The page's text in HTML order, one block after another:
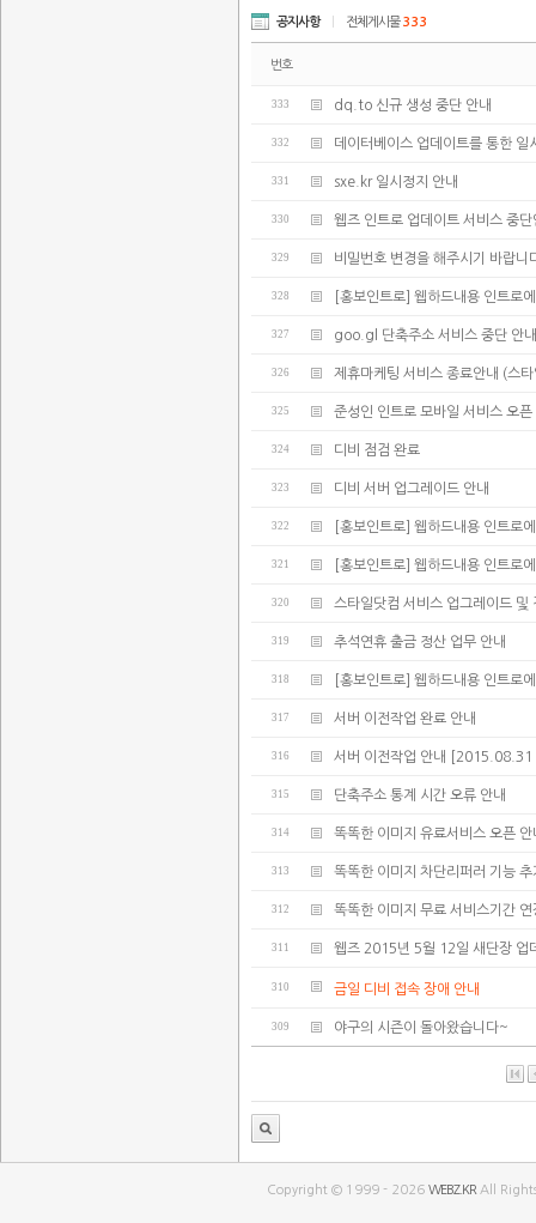
공지사항 전체게시물333
번호
333 dq.to 신규 생성 중단 안내
332 데이터베이스 업데이트를 통한 일
331 sxe.kr 일시정지 안내
330 웹즈 인트로 업데이트 서비스 중단
329 비밀번호 변경을 해주시기 바랍니
328 [홍보인트로] 웹하드내용 인트로
327 goo.gl 단축주소 서비스 중단 안내
326 제휴마케팅 서비스 종료안내 (스
325 준성인 인트로 모바일 서비스 오픈
324 디비 점검 완료
323 디비 서버 업그레이드 안내
322 [홍보인트로] 웹하드내용 인트로
321 [홍보인트로] 웹하드내용 인트로
320 스타일닷컴 서비스 업그레이드 및
319 추석연휴 출금 정산 업무 안내
318 [홍보인트로] 웹하드내용 인트로
317 서버 이전작업 완료 안내
316 서버 이전작업 안내
315 단축주소 통계 시간 오류 안내
314 똑똑한 이미지 유료서비스 오픈 안
313 똑똑한 이미지 차단리퍼러 기능 추
312 똑똑한 이미지 무료 서비스기간 연
311 웹즈 2015년 5월 12일 새단장 업
310 금일 디비 접속 장애 안내
309 야구의 시즌이 돌아왔습니다~
Copyright © 1999 - 2026WEBZ.KR All